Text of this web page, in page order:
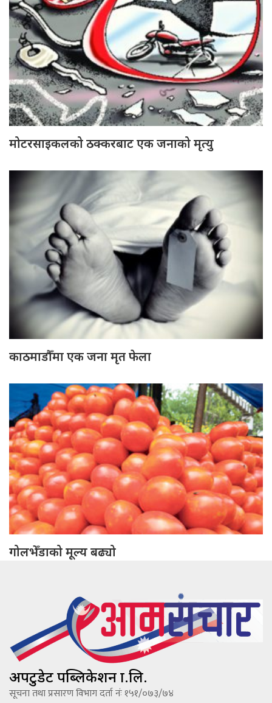
मोटरसाइकलको ठक्करबाट एक जनाको मृत्यु
काठमाडौँमा एक जना मृत फेला
गोलभेँडाको मूल्य बढ्यो
अपटुडेट पब्लिकेशन प्रा.लि.
सूचना तथा प्रसारण विभाग दर्ता नंः १५१/०७३/७४